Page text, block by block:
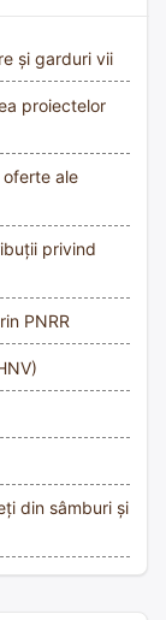
și garduri vii
proiectelor
ale
privind
PNRR
din sâmburi și